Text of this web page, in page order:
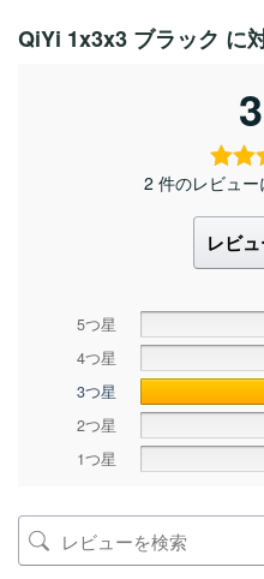
QiYi 1x3x3 ブラック に
2 件のレビュ
レビ
5つ星
4つ星
3つ星
2つ星
1つ星